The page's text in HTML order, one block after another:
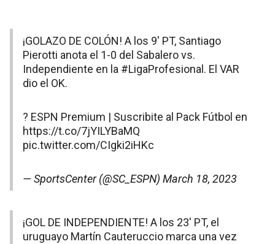
¡GOLAZO DE COLÓN! A los 9' PT, Santiago
Pierotti anota el 1-0 del Sabalero vs.
Independiente en la #LigaProfesional. El VAR
dio el OK.
? ESPN Premium | Suscribite al Pack Fútbol en
https://t.co/7jYILYBaMQ
pic.twitter.com/CIgki2iHKc
— SportsCenter (@SC_ESPN) March 18, 2023
¡GOL DE INDEPENDIENTE! A los 23' PT, el
uruguayo Martín Cauteruccio marca una vez